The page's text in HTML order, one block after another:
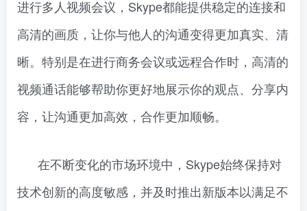
进行多人视频会议，Skype都能提供稳定的连接和
高清的画质，让你与他人的沟通变得更加真实、清
晰。特别是在进行商务会议或远程合作时，高清的
视频通话能够帮助你更好地展示你的观点、分享内
容，让沟通更加高效，合作更加顺畅。
在不断变化的市场环境中，Skype始终保持对
技术创新的高度敏感，并及时推出新版本以满足不